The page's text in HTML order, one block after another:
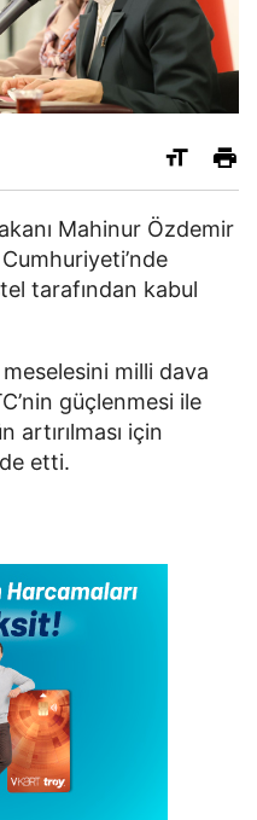
Mahinur Özdemir
tarafından kabul
milli dava
güçlenmesi ile
artırılması için
etti.